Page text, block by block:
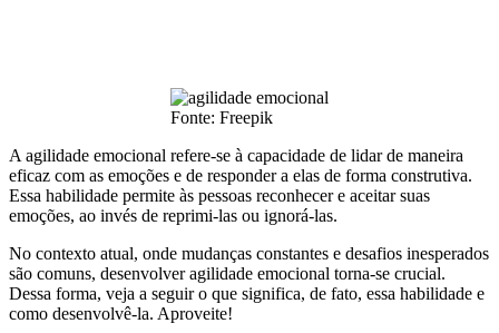
Fonte: Freepik
A agilidade emocional refere-se à capacidade de lidar de maneira
eficaz com as emoções e de responder a elas de forma construtiva.
Essa habilidade permite às pessoas reconhecer e aceitar suas
emoções, ao invés de reprimi-las ou ignorá-las.
No contexto atual, onde mudanças constantes e desafios inesperados
são comuns, desenvolver agilidade emocional torna-se crucial.
Dessa forma, veja a seguir o que significa, de fato, essa habilidade e
como desenvolvê-la. Aproveite!